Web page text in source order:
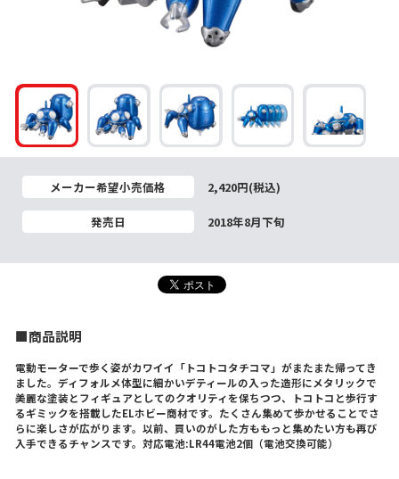
メーカー希望小売価格 2,420円(税込)
発売日 2018年8月下旬
■商品説明
電動モーターで歩く姿がカワイイ「トコトコタチコマ」がまたまた帰ってき
ました。ディフォルメ体型に細かいデティールの入った造形にメタリックで
美麗な塗装とフィギュアとしてのクオリティを保ちつつ、トコトコと歩行す
るギミックを搭載したELホビー商材です。たくさん集めて歩かせることでさ
らに楽しさが広がります。以前、買いのがした方ももっと集めたい方も再び
入手できるチャンスです。対応電池:LR44電池2個（電池交換可能）